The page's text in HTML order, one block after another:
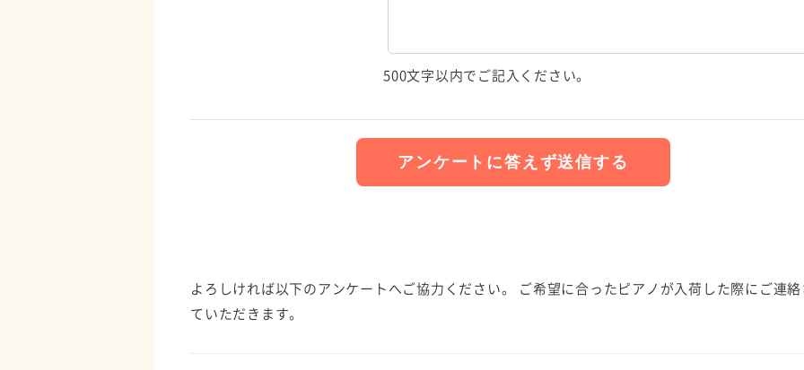
500文字以内でご記入ください。
よろしければ以下のアンケートへご協力ください。 ご希望に合ったピアノが入荷した際にご連
ていただきます。